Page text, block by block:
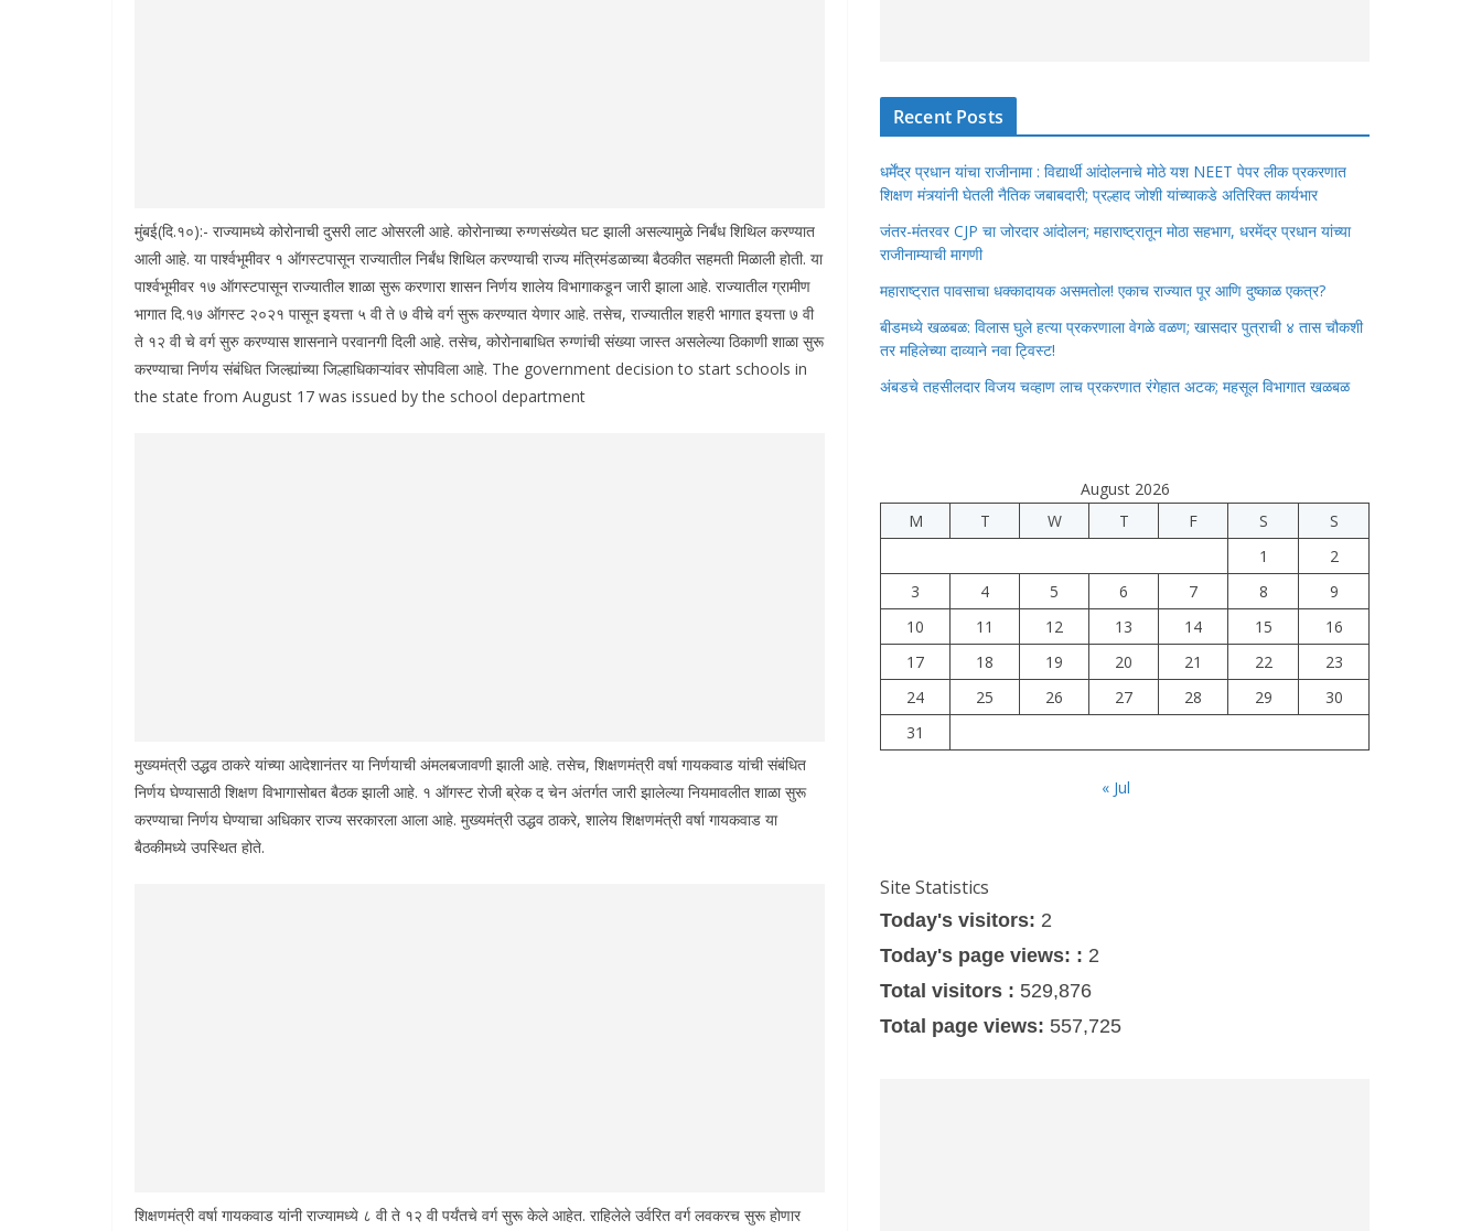
मुंबई(दि.१०):- राज्यामध्ये कोरोनाची दुसरी लाट ओसरली आहे. कोरोनाच्या रुग्णसंख्येत घट झाली असल्यामुळे निर्बंध शिथिल करण्यात
आली आहे. या पार्श्वभूमीवर १ ऑगस्टपासून राज्यातील निर्बंध शिथिल करण्याची राज्य मंत्रिमंडळाच्या बैठकीत सहमती मिळाली होती. या
पार्श्वभूमीवर १७ ऑगस्टपासून राज्यातील शाळा सुरू करणारा शासन निर्णय शालेय विभागाकडून जारी झाला आहे. राज्यातील ग्रामीण
भागात दि.१७ ऑगस्ट २०२१ पासून इयत्ता ५ वी ते ७ वीचे वर्ग सुरू करण्यात येणार आहे. तसेच, राज्यातील शहरी भागात इयत्ता ७ वी
ते १२ वी चे वर्ग सुरु करण्यास शासनाने परवानगी दिली आहे. तसेच, कोरोनाबाधित रुग्णांची संख्या जास्त असलेल्या ठिकाणी शाळा सुरू
करण्याचा निर्णय संबंधित जिल्ह्यांच्या जिल्हाधिकाऱ्यांवर सोपविला आहे. The government decision to start schools in
the state from August 17 was issued by the school department
मुख्यमंत्री उद्धव ठाकरे यांच्या आदेशानंतर या निर्णयाची अंमलबजावणी झाली आहे. तसेच, शिक्षणमंत्री वर्षा गायकवाड यांची संबंधित
निर्णय घेण्यासाठी शिक्षण विभागासोबत बैठक झाली आहे. १ ऑगस्ट रोजी ब्रेक द चेन अंतर्गत जारी झालेल्या नियमावलीत शाळा सुरू
करण्याचा निर्णय घेण्याचा अधिकार राज्य सरकारला आला आहे. मुख्यमंत्री उद्धव ठाकरे, शालेय शिक्षणमंत्री वर्षा गायकवाड या
बैठकीमध्ये उपस्थित होते.
शिक्षणमंत्री वर्षा गायकवाड यांनी राज्यामध्ये ८ वी ते १२ वी पर्यंतचे वर्ग सुरू केले आहेत. राहिलेले उर्वरित वर्ग लवकरच सुरू होणार
Recent Posts
धर्मेंद्र प्रधान यांचा राजीनामा : विद्यार्थी आंदोलनाचे मोठे यश NEET पेपर लीक प्रकरणात
शिक्षण मंत्र्यांनी घेतली नैतिक जबाबदारी; प्रल्हाद जोशी यांच्याकडे अतिरिक्त कार्यभार
जंतर-मंतरवर CJP चा जोरदार आंदोलन; महाराष्ट्रातून मोठा सहभाग, धरमेंद्र प्रधान यांच्या
राजीनाम्याची मागणी
महाराष्ट्रात पावसाचा धक्कादायक असमतोल! एकाच राज्यात पूर आणि दुष्काळ एकत्र?
बीडमध्ये खळबळ: विलास घुले हत्या प्रकरणाला वेगळे वळण; खासदार पुत्राची ४ तास चौकशी
तर महिलेच्या दाव्याने नवा ट्विस्ट!
अंबडचे तहसीलदार विजय चव्हाण लाच प्रकरणात रंगेहात अटक; महसूल विभागात खळबळ
August 2026
M
T W T F S
S
1
2
3
4 5 6 7 8
9
10
11 12 13 14 15
16
17
18 19 20 21 22
23
24
25 26 27 28 29
30
31
« Jul
Site Statistics
Today's visitors: 2
Today's page views: : 2
Total visitors : 529,876
Total page views: 557,725